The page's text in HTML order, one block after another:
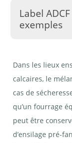
Label
exemples
Mst 326,
de
Semences
AGFF
Mst
| ©
Dans les lieux
calcaires, le
cas de
qu’un fourrage
peut être
d’ensilage pré-